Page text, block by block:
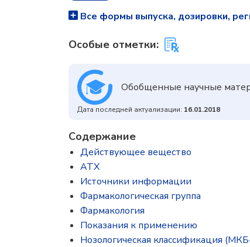
Все формы выпуска, дозировки,
Особые отметки:
Обобщенные научные
Дата последней актуализации: 16.01.2018
Содержание
Действующее вещество
ATX
Источники информации
Фармакологическая группа
Фармакология
Показания к применению
Нозологическая классификация